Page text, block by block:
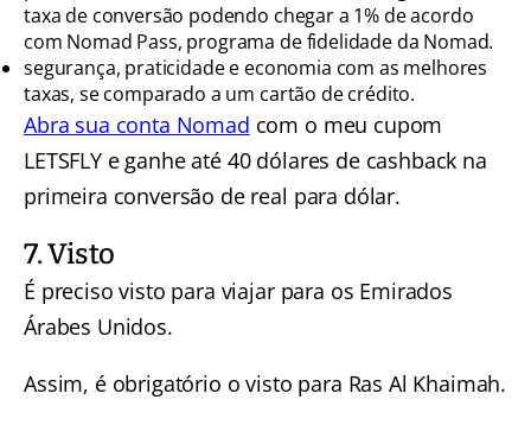
taxa de conversão podendo chegar a 1% de acordo
com Nomad Pass, programa de fidelidade da Nomad.
segurança, praticidade e economia com as melhores
taxas, se comparado a um cartão de crédito.
Abra sua conta Nomad com o meu cupom
LETSFLY e ganhe até 40 dólares de cashback na
primeira conversão de real para dólar.
7. Visto
É preciso visto para viajar para os Emirados
Árabes Unidos.
Assim, é obrigatório o visto para Ras Al Khaimah.